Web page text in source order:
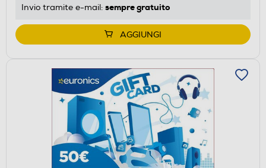
Invio tramite e-mail: sempre gratuito
AGGIUNGI